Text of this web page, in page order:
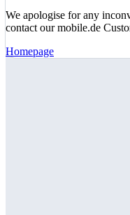
We apologise for any
contact our mobile.de
Homepage